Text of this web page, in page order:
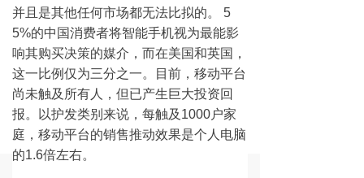
并且是其他任何市场都无法比拟的。 5
5%的中国消费者将智能手机视为最能影
响其购买决策的媒介，而在美国和英国，
这一比例仅为三分之一。目前，移动平台
尚未触及所有人，但已产生巨大投资回
报。以护发类别来说，每触及1000户家
庭，移动平台的销售推动效果是个人电脑
的1.6倍左右。